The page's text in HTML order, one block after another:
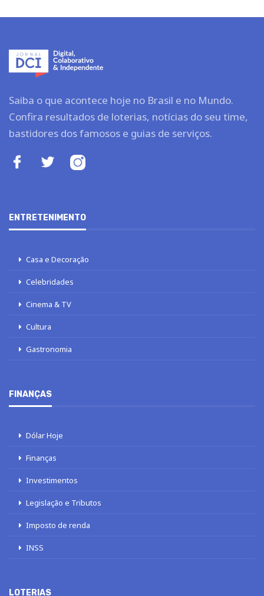
Saiba o que acontece hoje no Brasil e no Mundo.
Confira resultados de loterias, notícias do seu time,
bastidores dos famosos e guias de serviços.
ENTRETENIMENTO
Casa e Decoração
Celebridades
Cinema & TV
Cultura
Gastronomia
FINANÇAS
Dólar Hoje
Finanças
Investimentos
Legislação e Tributos
Imposto de renda
INSS
LOTERIAS